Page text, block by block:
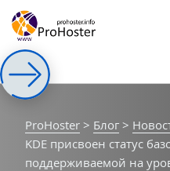
ProHoster > Блог >
KDE присвоен статус
поддерживаемой на